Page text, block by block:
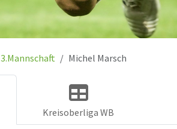
3.Mannschaft Michel Marsch
Kreisoberliga WB